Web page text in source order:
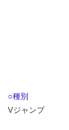
○種別
Vジャンプ